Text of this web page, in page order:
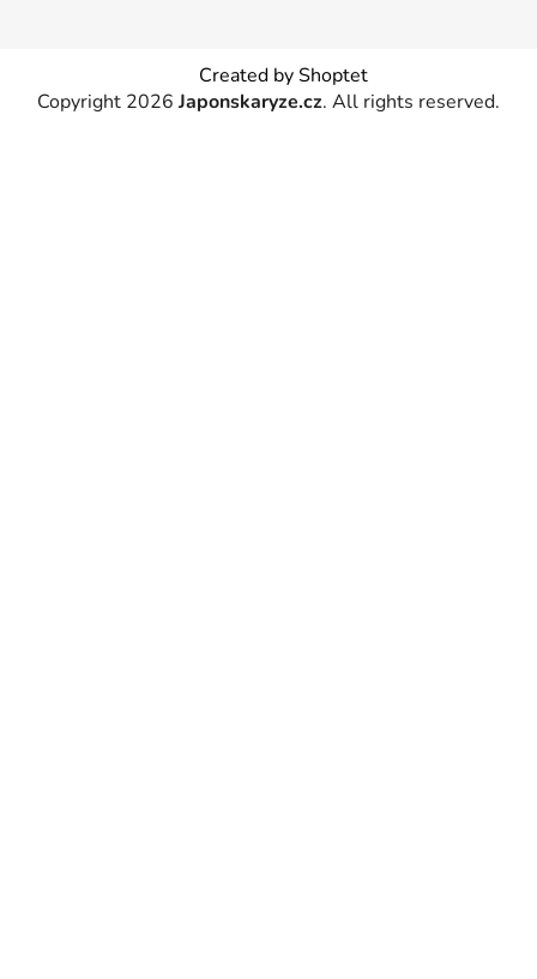
Created by Shoptet
Copyright 2026 Japonskaryze.cz. All rights reserved.